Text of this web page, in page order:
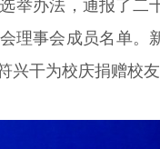
举办法，通报了二
理事会成员名单。
干为校庆捐赠校友